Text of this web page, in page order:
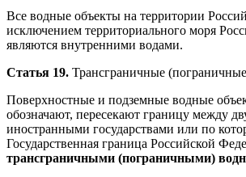
Все водные объекты на территории
исключением территориального моря
являются внутренними водами.
Статья 19. Трансграничные
Поверхностные и подземные водные
обозначают, пересекают границу между
иностранными государствами или по
Государственная граница Российской
трансграничными (пограничными)